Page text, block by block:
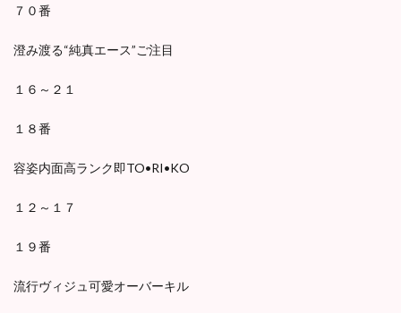
７０番
澄み渡る“純真エース”ご注目
１６～２１
１８番
容姿内面高ランク即TO•RI•KO
１２～１７
１９番
流行ヴィジュ可愛オーバーキル